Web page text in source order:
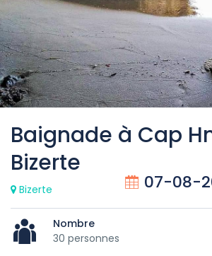
Baignade à Cap
Bizerte
Bizerte 07-08-
Nombre
30 personnes